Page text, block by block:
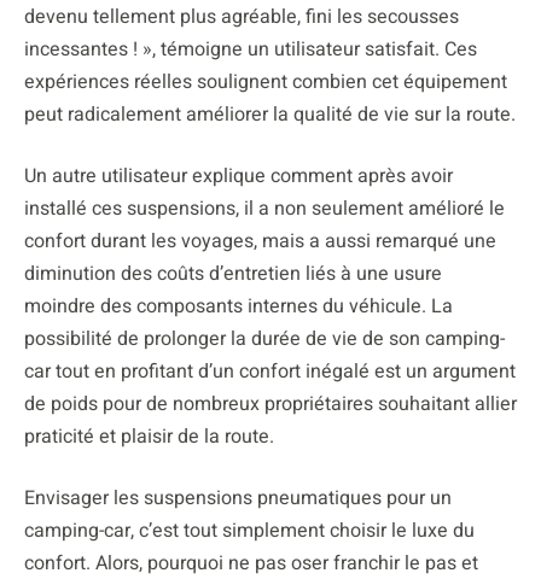
devenu tellement plus agréable, fini les secousses
incessantes ! », témoigne un utilisateur satisfait. Ces
expériences réelles soulignent combien cet équipement
peut radicalement améliorer la qualité de vie sur la route.
Un autre utilisateur explique comment après avoir
installé ces suspensions, il a non seulement amélioré le
confort durant les voyages, mais a aussi remarqué une
diminution des coûts d’entretien liés à une usure
moindre des composants internes du véhicule. La
possibilité de prolonger la durée de vie de son camping-
car tout en profitant d’un confort inégalé est un argument
de poids pour de nombreux propriétaires souhaitant allier
praticité et plaisir de la route.
Envisager les suspensions pneumatiques pour un
camping-car, c’est tout simplement choisir le luxe du
confort. Alors, pourquoi ne pas oser franchir le pas et